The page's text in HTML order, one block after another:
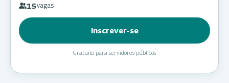
15vagas
Inscrever-se
Gratuito para servidores públicos